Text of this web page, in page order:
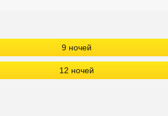
9 ночей
12 ночей